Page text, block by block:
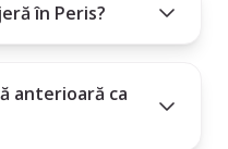
în Peris?
anterioară ca